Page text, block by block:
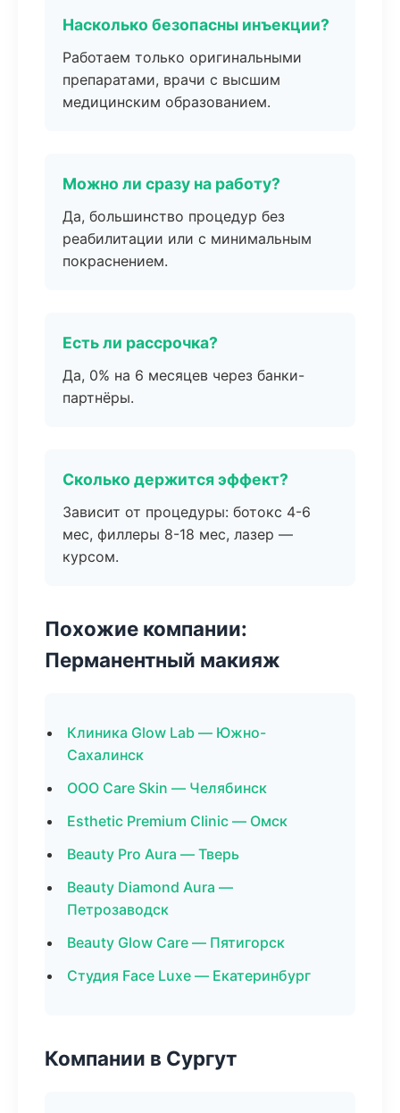
Насколько безопасны инъекции?
Работаем только оригинальными
препаратами, врачи с высшим
медицинским образованием.
Можно ли сразу на работу?
Да, большинство процедур без
реабилитации или с минимальным
покраснением.
Есть ли рассрочка?
Да, 0% на 6 месяцев через банки-
партнёры.
Сколько держится эффект?
Зависит от процедуры: ботокс 4-6
мес, филлеры 8-18 мес, лазер —
курсом.
Похожие компании:
Перманентный макияж
Клиника Glow Lab — Южно-
Сахалинск
ООО Care Skin — Челябинск
Esthetic Premium Clinic — Омск
Beauty Pro Aura — Тверь
Beauty Diamond Aura —
Петрозаводск
Beauty Glow Care — Пятигорск
Студия Face Luxe — Екатеринбург
Компании в Сургут